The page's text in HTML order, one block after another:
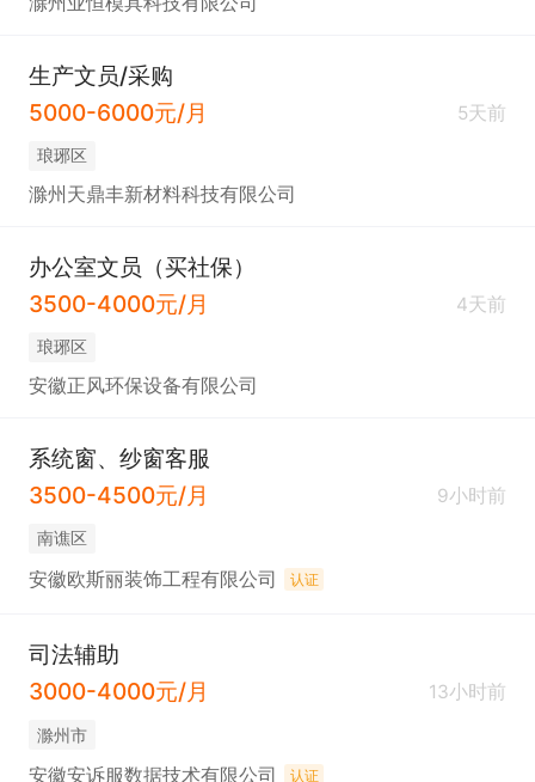
生产文员/采购
5000-6000元/月
5天前
琅琊区
滁州天鼎丰新材料科技有限公司
办公室文员（买社保）
3500-4000元/月
4天前
琅琊区
安徽正风环保设备有限公司
系统窗、纱窗客服
3500-4500元/月
9小时前
南谯区
安徽欧斯丽装饰工程有限公司 认证
司法辅助
3000-4000元/月
13小时前
滁州市
安徽安诉服数据技术有限公司 认证